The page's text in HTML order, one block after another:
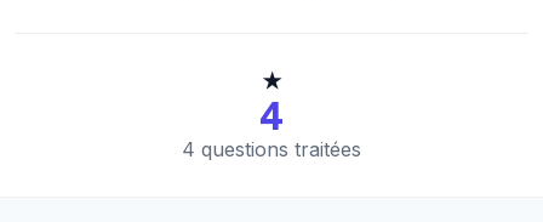
★
4
4 questions traitées